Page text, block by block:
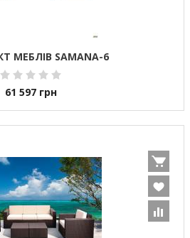
МЕБЛІВ SAMANA-6
61 597 грн